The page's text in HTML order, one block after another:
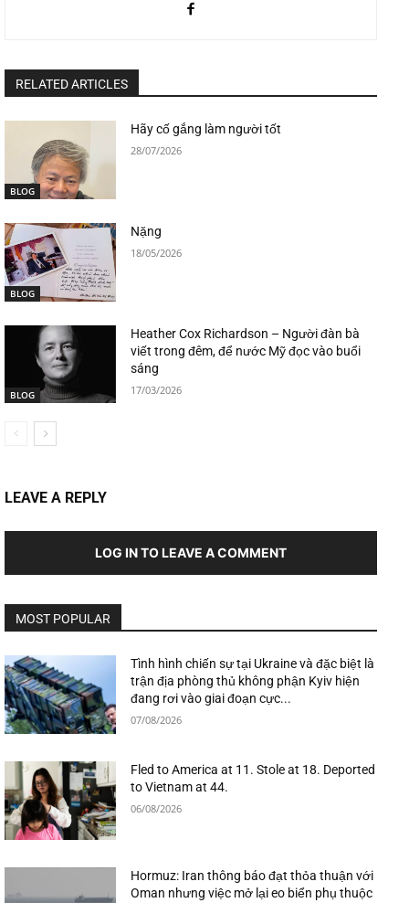
RELATED ARTICLES
BLOG
Hãy cố gắng làm người tốt
28/07/2026
BLOG
Nặng
18/05/2026
BLOG
Heather Cox Richardson – Người đàn bà
viết trong đêm, để nước Mỹ đọc vào buổi
sáng
17/03/2026
LEAVE A REPLY
LOG IN TO LEAVE A COMMENT
MOST POPULAR
Tình hình chiến sự tại Ukraine và đặc biệt là
trận địa phòng thủ không phận Kyiv hiện
đang rơi vào giai đoạn cực...
07/08/2026
Fled to America at 11. Stole at 18. Deported
to Vietnam at 44.
06/08/2026
Hormuz: Iran thông báo đạt thỏa thuận với
Oman nhưng việc mở lại eo biển phụ thuộc